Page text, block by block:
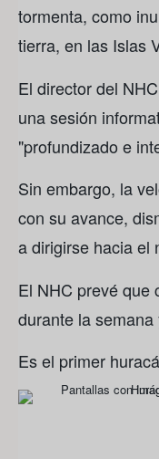
tormenta, como
tierra, en las Islas
El director del
una sesión
"profundizado e
Sin embargo, la
con su avance,
a dirigirse hacia el
El NHC prevé que
durante la
Es el primer